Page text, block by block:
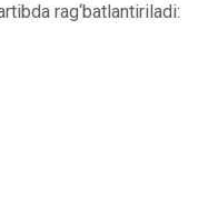
rag‘batlantiriladi: